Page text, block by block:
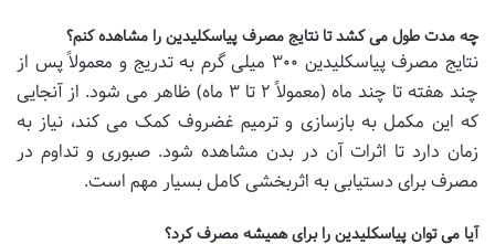
چه مدت طول می کشد تا نتایج مصرف پیاسکلیدین را مشاهده کنم؟
نتایج مصرف پیاسکلیدین ۳۰۰ میلی گرم به تدریج و معمولاً پس از
چند هفته تا چند ماه (معمولاً ۲ تا ۳ ماه) ظاهر می شود. از آنجایی
که این مکمل به بازسازی و ترمیم غضروف کمک می کند، نیاز به
زمان دارد تا اثرات آن در بدن مشاهده شود. صبوری و تداوم در
مصرف برای دستیابی به اثربخشی کامل بسیار مهم است.
آیا می توان پیاسکلیدین را برای همیشه مصرف کرد؟